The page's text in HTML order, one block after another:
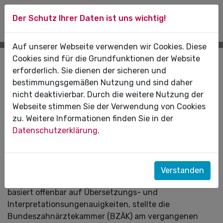
Pressemitteilungen
15.08.2020
Kein erhöhtes Infektionsrisiko in
deutschen Zahnarztpraxen
Empfehlung, Zahnarzttermine aufgrund höherer
Infektionsrisiken aufzuschieben, gilt nicht für alle
Länder und Infektionslagen. Das Missverständnis
basiert offenbar auf Übersetzungs- und
Interpretationsungenauigkeiten, stellte die
Bundeszahnärztekammer (BZÄK) am vergangenen
Der Schutz Ihrer Daten ist uns wichtig!
Auf unserer Webseite verwenden wir Cookies. Diese
Cookies sind für die Grundfunktionen der Website
erforderlich. Sie dienen der sicheren und
bestimmungsgemäßen Nutzung und sind daher
nicht deaktivierbar. Durch die weitere Nutzung der
Webseite stimmen Sie der Verwendung von Cookies
zu. Weitere Informationen finden Sie in der
Datenschutzerklärung.
Verstanden